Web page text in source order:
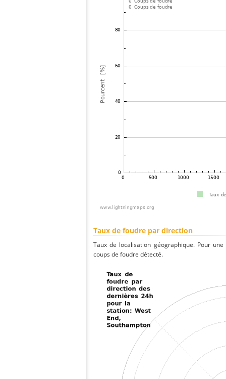
Taux de foudre par direction
Taux de localisation géographique. Pour
coups de foudre détecté.